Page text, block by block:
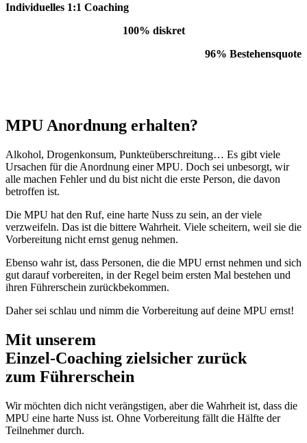
Individuelles 1:1 Coaching
100% diskret
96% Bestehensquote
MPU Anordnung erhalten?
Alkohol, Drogenkonsum, Punkteüberschreitung… Es gibt viele
Ursachen für die Anordnung einer MPU. Doch sei unbesorgt, wir
alle machen Fehler und du bist nicht die erste Person, die davon
betroffen ist.
Die MPU hat den Ruf, eine harte Nuss zu sein, an der viele
verzweifeln. Das ist die bittere Wahrheit. Viele scheitern, weil sie die
Vorbereitung nicht ernst genug nehmen.
Ebenso wahr ist, dass Personen, die die MPU ernst nehmen und sich
gut darauf vorbereiten, in der Regel beim ersten Mal bestehen und
ihren Führerschein zurückbekommen.
Daher sei schlau und nimm die Vorbereitung auf deine MPU ernst!
Mit unserem
Einzel-Coaching zielsicher zurück
zum Führerschein
Wir möchten dich nicht verängstigen, aber die Wahrheit ist, dass die
MPU eine harte Nuss ist. Ohne Vorbereitung fällt die Hälfte der
Teilnehmer durch.